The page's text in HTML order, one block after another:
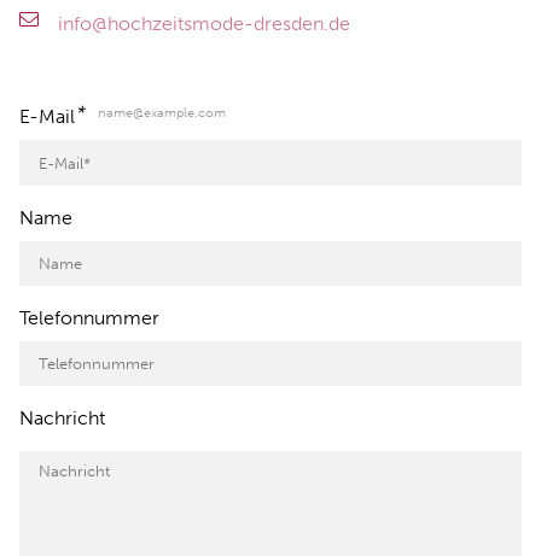
info@hochzeitsmode-dresden.de
E-Mail* name@example.com
Name
Telefonnummer
Nachricht